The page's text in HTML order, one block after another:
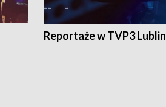
Reportaże w TVP3 Lublin